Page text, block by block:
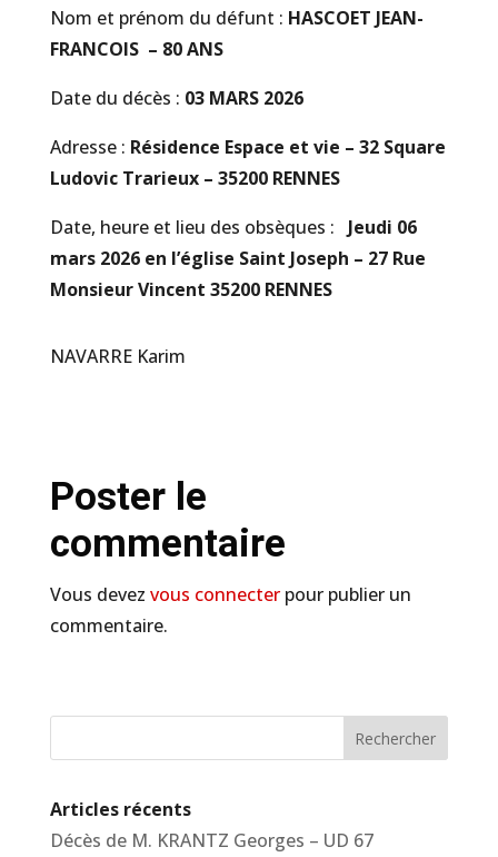
Nom et prénom du défunt : HASCOET JEAN-
FRANCOIS – 80 ANS
Date du décès : 03 MARS 2026
Adresse : Résidence Espace et vie – 32 Square
Ludovic Trarieux – 35200 RENNES
Date, heure et lieu des obsèques :
Jeudi 06
mars 2026 en l’église Saint Joseph – 27 Rue
Monsieur Vincent 35200 RENNES
NAVARRE Karim
Poster le
commentaire
Vous devez vous connecterpour publier un
commentaire.
Rechercher
Articles récents
Décès de M. KRANTZ Georges – UD 67